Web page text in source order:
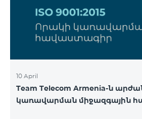
10 April
Team Telecom Armenia-ն
կառավարման միջազգային